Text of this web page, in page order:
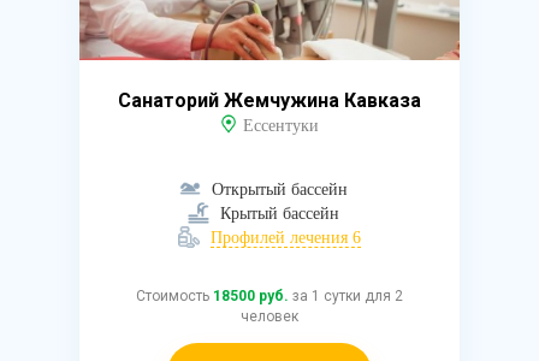
Санаторий Жемчужина Кавказа
Ессентуки
Открытый бассейн
Крытый бассейн
Профилей лечения 6
Стоимость 18500 руб. за 1 сутки для 2
человек